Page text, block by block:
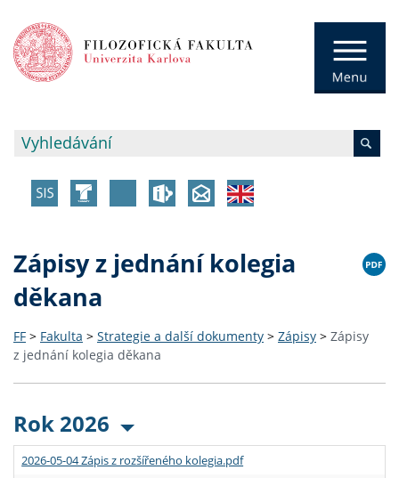
Zápisy z jednání kolegia
děkana
FF > Fakulta > Strategie a další dokumenty > Zápisy > Zápisy
z jednání kolegia děkana
Rok 2026
2026-05-04 Zápis z rozšířeného kolegia.pdf